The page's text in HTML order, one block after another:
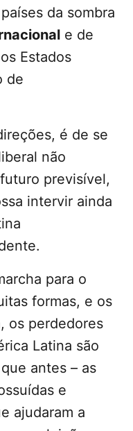
da sombra
e de
Estados
de
é de se
não
previsível,
intervir ainda
para o
formas, e os
os perdedores
Latina são
antes – as
e
ajudaram a